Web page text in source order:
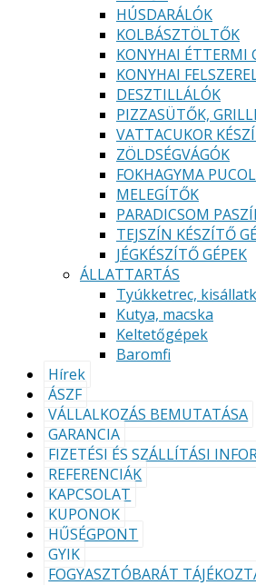
HÚSDARÁLÓK
KOLBÁSZTÖLTŐK
KONYHAI ÉTTERMI
KONYHAI
DESZTILLÁLÓK
PIZZASÜTŐK,
VATTACUKOR
ZÖLDSÉGVÁGÓK
FOKHAGYMA
MELEGÍTŐK
PARADICSOM
TEJSZÍN KÉSZÍTŐ
JÉGKÉSZÍTŐ GÉPEK
ÁLLATTARTÁS
Tyúkketrec,
Kutya, macska
Keltetőgépek
Baromfi
Hírek
ÁSZF
VÁLLALKOZÁS BEMUTATÁSA
GARANCIA
FIZETÉSI ÉS SZÁLLÍTÁSI
REFERENCIÁK
KAPCSOLAT
KUPONOK
HŰSÉGPONT
GYIK
FOGYASZTÓBARÁT